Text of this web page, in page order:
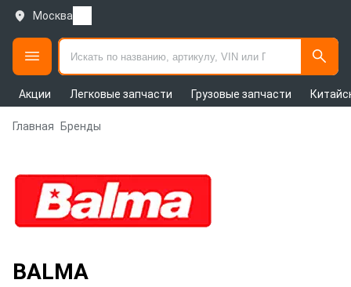
Москва
Акции Легковые запчасти Грузовые запчасти
Главная Бренды
BALMA